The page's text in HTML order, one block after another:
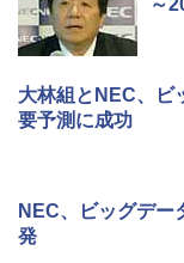
大林組とNEC、ビ
要予測に成功
NEC、ビッグデー
発